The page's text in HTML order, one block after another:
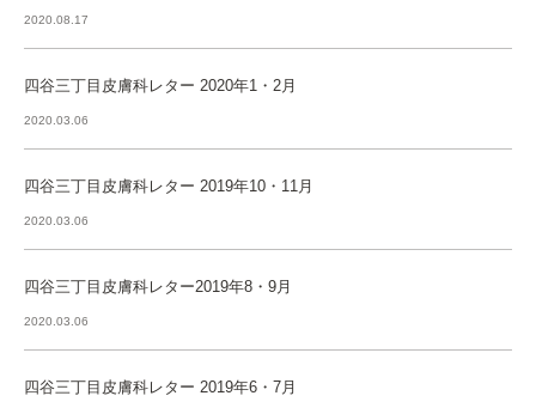
2020.08.17
四谷三丁目皮膚科レター 2020年1・2月
2020.03.06
四谷三丁目皮膚科レター 2019年10・11月
2020.03.06
四谷三丁目皮膚科レター2019年8・9月
2020.03.06
四谷三丁目皮膚科レター 2019年6・7月